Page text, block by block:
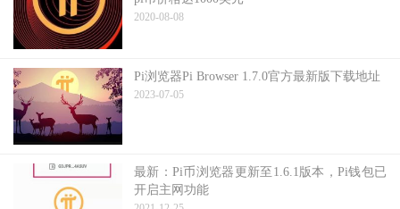
2020-08-08
Pi浏览器Pi Browser 1.7.0官方最新版下载地址
2023-07-05
最新：Pi币浏览器更新至1.6.1版本，Pi钱包已
开启主网功能